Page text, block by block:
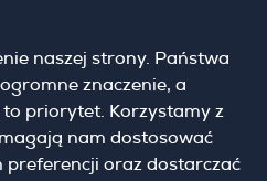
Krakow
12 426 51 26
naszej strony. Państwa
znaczenie, a
priorytet. Korzystamy z
nam dostosować
preferencji oraz dostarczać